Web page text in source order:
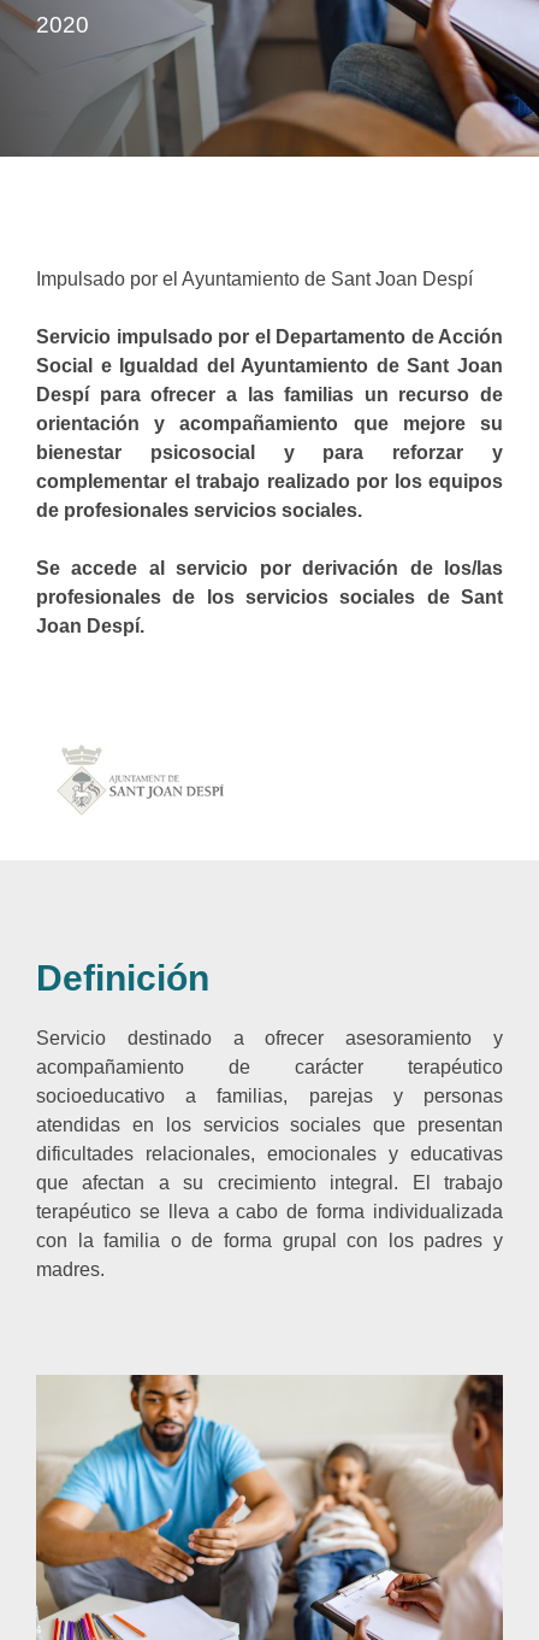
2020
Impulsado por el Ayuntamiento de Sant Joan Despí
Servicio impulsado por el Departamento de Acción
Social e Igualdad del Ayuntamiento de Sant Joan
Despí para ofrecer a las familias un recurso de
orientación y acompañamiento que mejore su
bienestar psicosocial y para reforzar y
complementar el trabajo realizado por los equipos
de profesionales servicios sociales.
Se accede al servicio por derivación de los/las
profesionales de los servicios sociales de Sant
Joan Despí.
Definición
Servicio destinado a ofrecer asesoramiento y
acompañamiento de carácter terapéutico
socioeducativo a familias, parejas y personas
atendidas en los servicios sociales que presentan
dificultades relacionales, emocionales y educativas
que afectan a su crecimiento integral. El trabajo
terapéutico se lleva a cabo de forma individualizada
con la familia o de forma grupal con los padres y
madres.